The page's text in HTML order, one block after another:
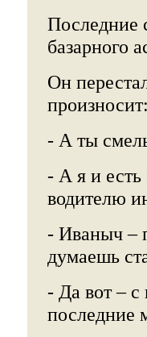
Последние
базарного
Он
произносит:
- А ты
- А я и
водителю
- Иваныч –
думаешь
- Да вот – с
последние